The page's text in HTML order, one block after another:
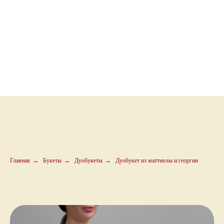
Главная → Букеты → Дуобукеты → Дуобукет из маттиолы и георгин